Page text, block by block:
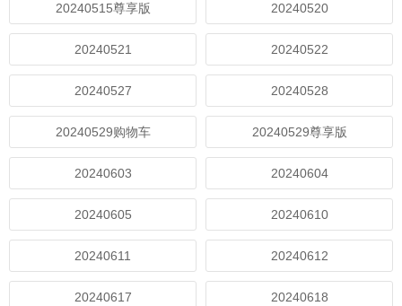
20240515尊享版 20240520
20240521 20240522
20240527 20240528
20240529购物车 20240529尊享版
20240603 20240604
20240605 20240610
20240611 20240612
20240617 20240618